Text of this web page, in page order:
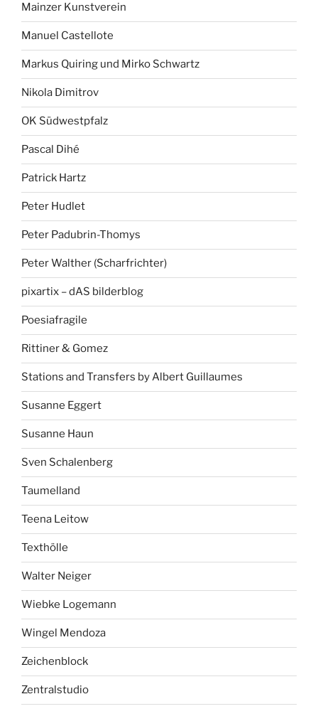
Mainzer Kunstverein
Manuel Castellote
Markus Quiring und Mirko Schwartz
Nikola Dimitrov
OK Südwestpfalz
Pascal Dihé
Patrick Hartz
Peter Hudlet
Peter Padubrin-Thomys
Peter Walther (Scharfrichter)
pixartix – dAS bilderblog
Poesiafragile
Rittiner & Gomez
Stations and Transfers by Albert Guillaumes
Susanne Eggert
Susanne Haun
Sven Schalenberg
Taumelland
Teena Leitow
Texthölle
Walter Neiger
Wiebke Logemann
Wingel Mendoza
Zeichenblock
Zentralstudio